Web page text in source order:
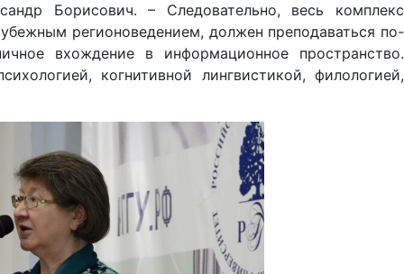
Борисович. – Следовательно, весь комплекс
регионоведением, должен преподаваться по-
вхождение в информационное пространство.
когнитивной лингвистикой, филологией,